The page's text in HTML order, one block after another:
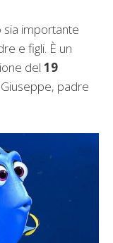
sia importante
e figli. È un
del 19
padre